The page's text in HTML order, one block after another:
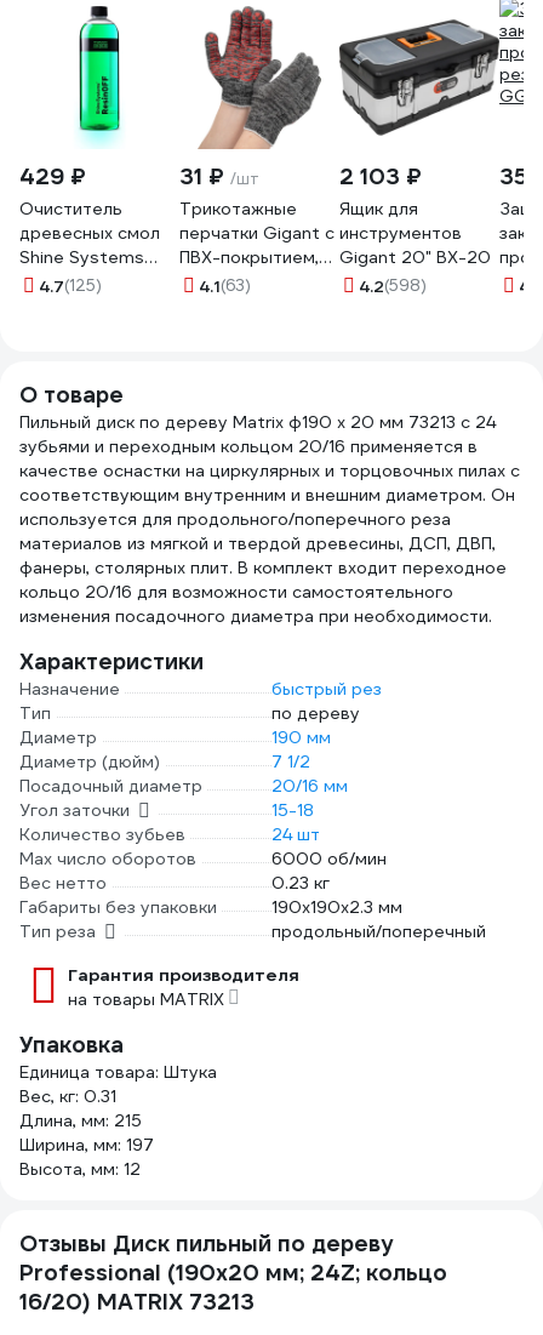
429 ₽
Очиститель
древесных смол
Shine Systems
ResinOFF 750 мл
4.7(125)
31 ₽ /шт
Трикотажные
перчатки Gigant с
ПВХ-покрытием,
серые GGC-13
4.1(63)
2 103 ₽
Ящик для
инструментов
Gigant 20" BX-20
4.2(598) 4.4
О товаре
Пильный диск по дереву Matrix ф190 х 20 мм 73213 с 24
зубьями и переходным кольцом 20/16 применяется в
качестве оснастки на циркулярных и торцовочных пилах с
соответствующим внутренним и внешним диаметром. Он
используется для продольного/поперечного реза
материалов из мягкой и твердой древесины, ДСП, ДВП,
фанеры, столярных плит. В комплект входит переходное
кольцо 20/16 для возможности самостоятельного
изменения посадочного диаметра при необходимости.
Характеристики
Назначение
быстрый рез
Тип
по дереву
Диаметр
190 мм
Диаметр (дюйм)
7 1/2
Посадочный диаметр
20/16 мм
Угол заточки
15-18
Количество зубьев
24 шт
Max число оборотов
6000 об/мин
Вес нетто
0.23 кг
Габариты без упаковки
190х190х2.3 мм
Тип реза
продольный/поперечный
Гарантия производителя
на товары MATRIX
Упаковка
Единица товара: Штука
Вес, кг: 0.31
Длина, мм: 215
Ширина, мм: 197
Высота, мм: 12
Отзывы Диск пильный по дереву
Professional (190x20 мм; 24Z; кольцо
16/20) MATRIX 73213